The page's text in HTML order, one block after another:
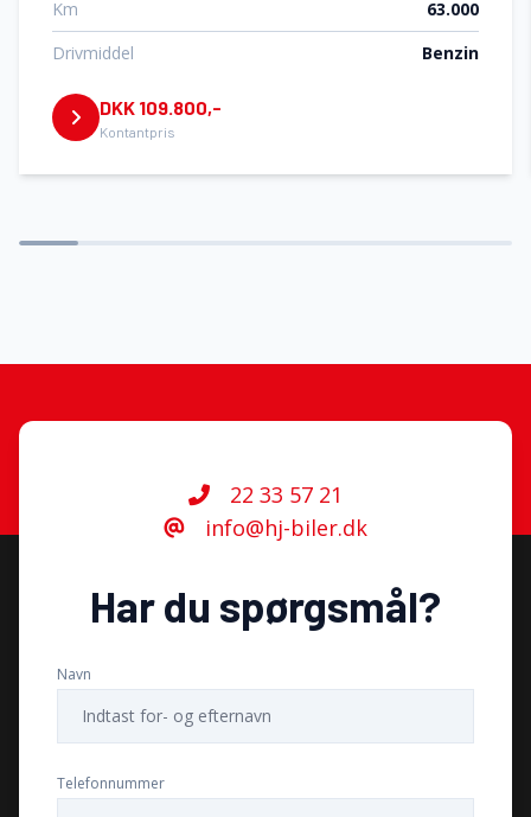
Fartpilot
Fjernbetjent centrallås
Kørecomputer
Parkeringssensor foran
SD kortlæser
Km
63.000
Drivmiddel
Benzin
DKK 109.800,-
Kontantpris
22 33 57 21
info@hj-biler.dk
Har du spørgsmål?
Navn
Telefonnummer